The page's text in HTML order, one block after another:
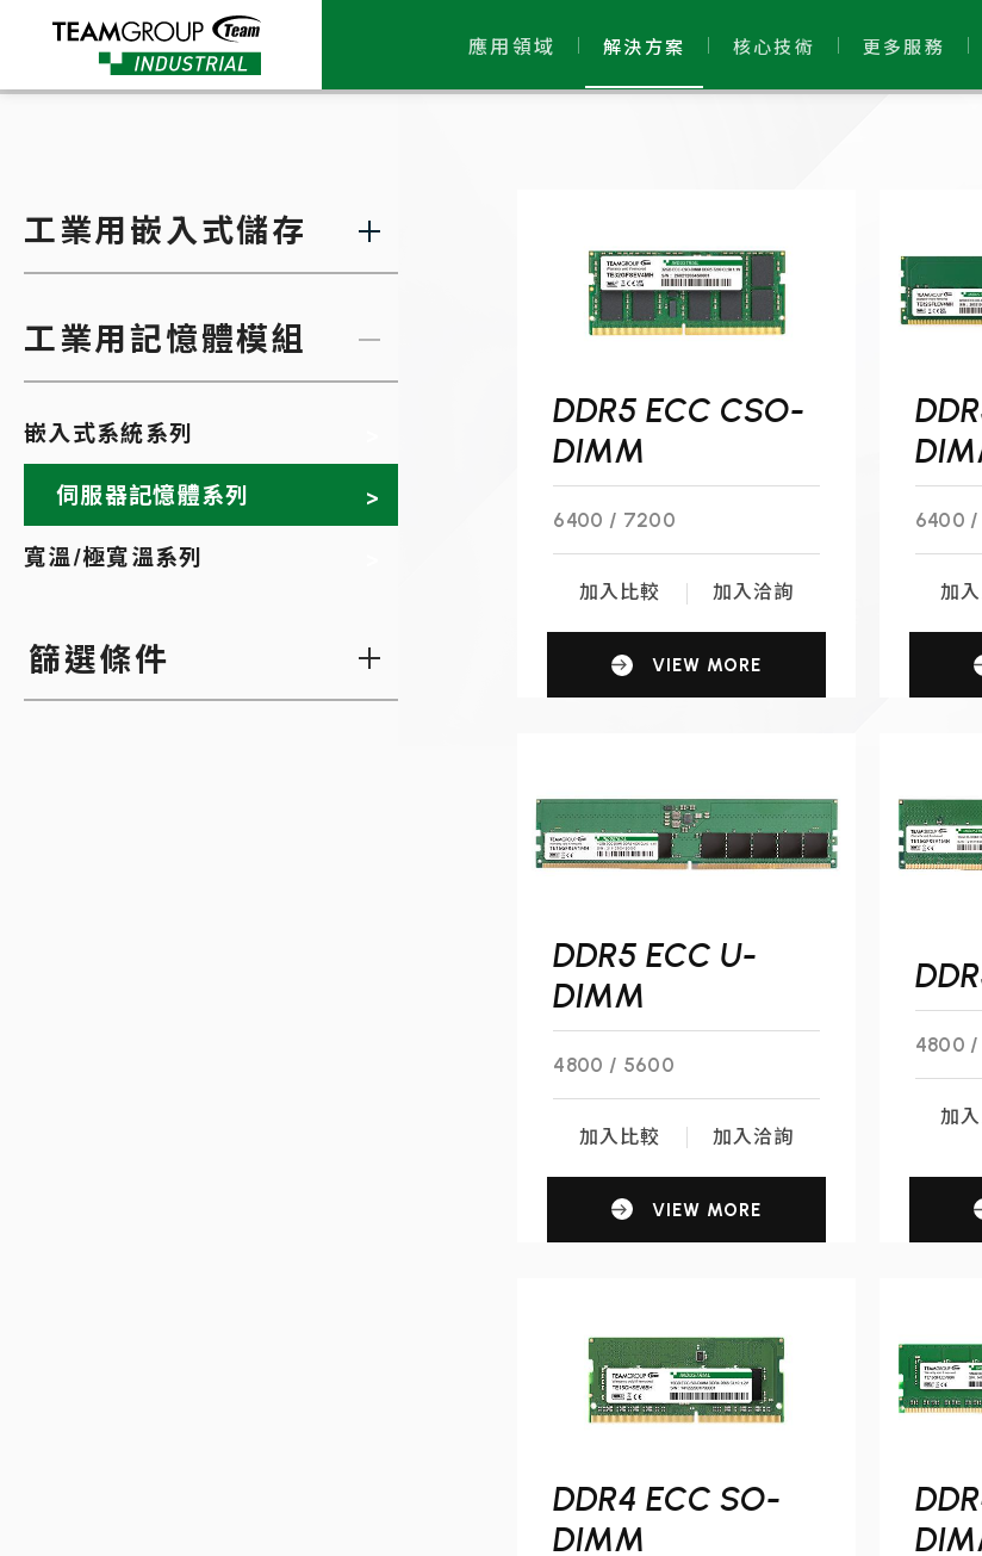
website
Control-
F11
the
website
with
visual
disabilities
Control-
應用領域 解決方案 核心技術 更多服務
工業用嵌入式儲存
工業用記憶體模組
嵌入式系統系列
伺服器記憶體系列
寬溫/極寬溫系列
篩選條件
DDR5 ECC CSO-
DIMM
6400 / 7200
加入比較 加入洽詢
VIEW MORE
6400
加
DDR5 ECC U-
DIMM
4800 / 5600
加入比較 加入洽詢
VIEW MORE
4800
加
DDR4 ECC SO-
DIMM